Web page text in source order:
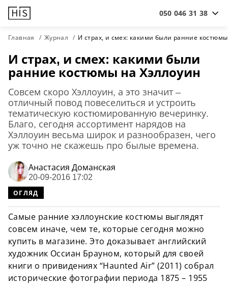
050 046 31 38
Главная Журнал И страх, и смех: какими были ранние
И страх, и смех: какими были
ранние костюмы на Хэллоуин
Совсем скоро Хэллоуин, а это значит –
отличный повод повеселиться и устроить
тематическую костюмированную вечеринку.
Благо, сегодня ассортимент нарядов на
Хэллоуин весьма широк и разнообразен, чего
уж точно не скажешь про былые времена.
Анастасия Доманская
20-09-2016 17:02
ОГЛЯД
Самые ранние хэллоунские костюмы выглядят
совсем иначе, чем те, которые сегодня можно
купить в магазине. Это доказывает английский
художник Оссиан Брауном, который для своей
книги о привидениях “Haunted Air” (2011) собрал
исторические фотографии периода 1875 – 1955